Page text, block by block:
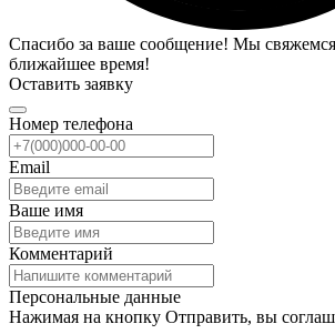
Спасибо за ваше сообщение! Мы
ближайшее время!
Оставить заявку
Номер телефона
Email
Ваше имя
Комментарий
Персональные данные
Нажимая на кнопку Отправить, вы